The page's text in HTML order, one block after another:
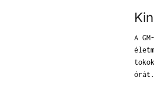
A
órát.